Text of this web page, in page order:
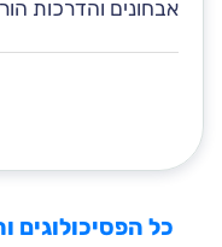
אבחונים והדרכות
כל הפסיכולוגים